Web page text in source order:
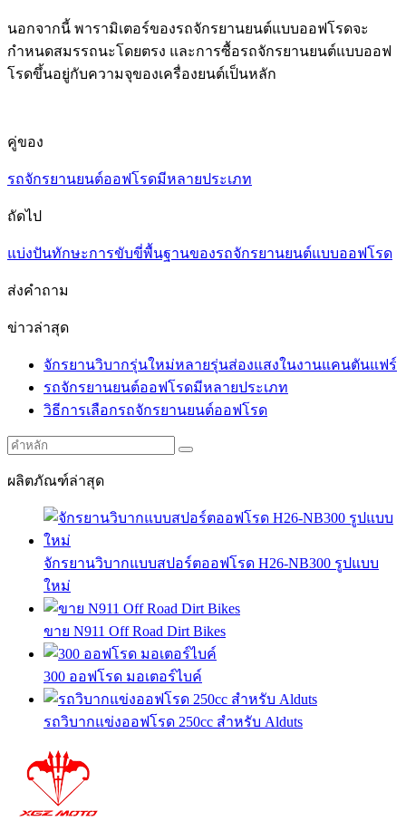
นอกจากนี้ พารามิเตอร์ของรถจักรยานยนต์แบบออฟโรดจะ
กำหนดสมรรถนะโดยตรง และการซื้อรถจักรยานยนต์แบบออฟ
โรดขึ้นอยู่กับความจุของเครื่องยนต์เป็นหลัก
คู่ของ
รถจักรยานยนต์ออฟโรดมีหลายประเภท
ถัดไป
แบ่งปันทักษะการขับขี่พื้นฐานของรถจักรยานยนต์แบบออฟโรด
ส่งคำถาม
ข่าวล่าสุด
จักรยานวิบากรุ่นใหม่หลายรุ่นส่องแสงในงานแคนตันแฟร์
รถจักรยานยนต์ออฟโรดมีหลายประเภท
วิธีการเลือกรถจักรยานยนต์ออฟโรด
ผลิตภัณฑ์ล่าสุด
จักรยานวิบากแบบสปอร์ตออฟโรด H26-NB300 รูปแบบ
ใหม่
ขาย N911 Off Road Dirt Bikes
300 ออฟโรด มอเตอร์ไบค์
รถวิบากแข่งออฟโรด 250cc สำหรับ Alduts